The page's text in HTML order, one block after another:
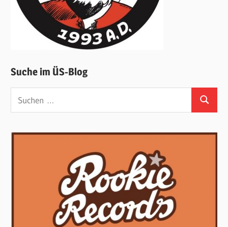
Suche im ÜS-Blog
Suchen